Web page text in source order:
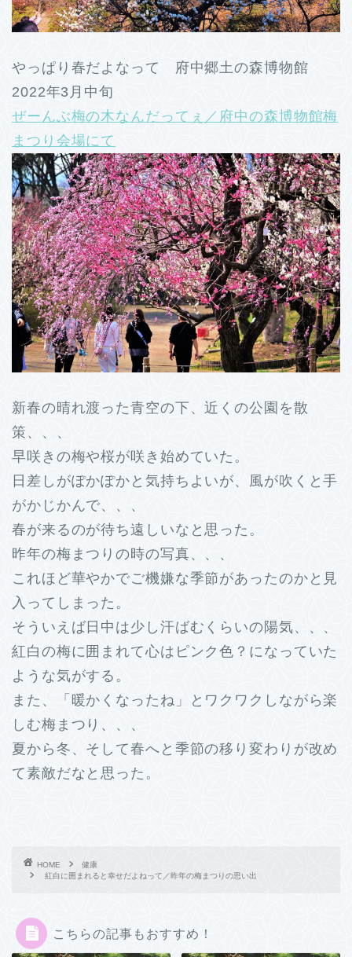
やっぱり春だよなって 府中郷土の森博物館
2022年3月中旬
ぜーんぶ梅の木なんだってぇ／府中の森博物館梅
まつり会場にて
新春の晴れ渡った青空の下、近くの公園を散
策、、、
早咲きの梅や桜が咲き始めていた。
日差しがぽかぽかと気持ちよいが、風が吹くと手
がかじかんで、、、
春が来るのが待ち遠しいなと思った。
昨年の梅まつりの時の写真、、、
これほど華やかでご機嫌な季節があったのかと見
入ってしまった。
そういえば日中は少し汗ばむくらいの陽気、、、
紅白の梅に囲まれて心はピンク色？になっていた
ような気がする。
また、「暖かくなったね」とワクワクしながら楽
しむ梅まつり、、、
夏から冬、そして春へと季節の移り変わりが改め
て素敵だなと思った。
HOME
健康
紅白に囲まれると幸せだよねって／昨年の梅まつりの思い出
こちらの記事もおすすめ！